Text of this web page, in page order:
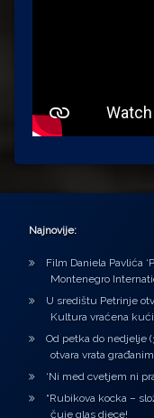
Najnovije:
Film Daniela Pavlića
Montenegro
U središtu Petrinje
Kultura vraćena
Od petka do nedjelje
otvara vrata
‘Ni med cvetjem ni
“Rubikova kocka –
čuje glas djece!